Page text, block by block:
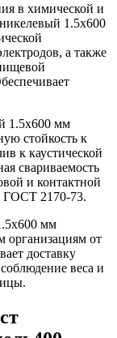
в химической и
1.5x600
а также
1.5x600 мм
стойкость к
к каустической
свариваемость
и контактной
ГОСТ 2170-73.
мм
организациям от
доставку
веса и